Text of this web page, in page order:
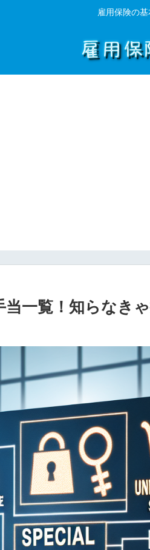
雇用保険の
一覧！知らなき